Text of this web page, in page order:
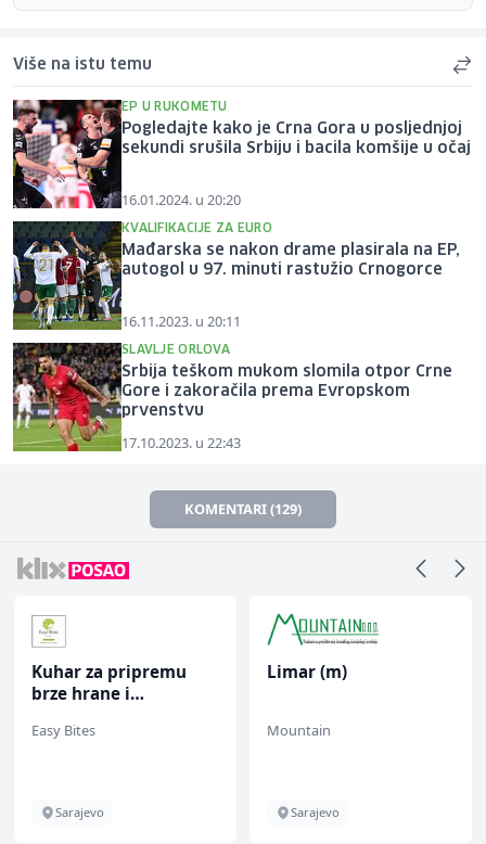
Više na istu temu
EP U RUKOMETU
Pogledajte kako je Crna Gora u posljednjoj
sekundi srušila Srbiju i bacila komšije u očaj
16.01.2024. u 20:20
KVALIFIKACIJE ZA EURO
Mađarska se nakon drame plasirala na EP,
autogol u 97. minuti rastužio Crnogorce
16.11.2023. u 20:11
SLAVLJE ORLOVA
Srbija teškom mukom slomila otpor Crne
Gore i zakoračila prema Evropskom
prvenstvu
17.10.2023. u 22:43
KOMENTARI (129)
Kuhar za pripremu
brze hrane i
ž)
Easy Bites
Sarajevo
Limar (m)
Mountain
Sarajevo